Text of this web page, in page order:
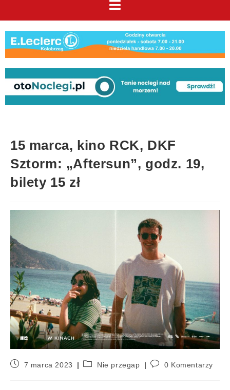
15 marca, kino RCK, DKF
Sztorm: „Aftersun”, godz. 19,
bilety 15 zł
7 marca 2023 Nie przegap 0 Komentarzy